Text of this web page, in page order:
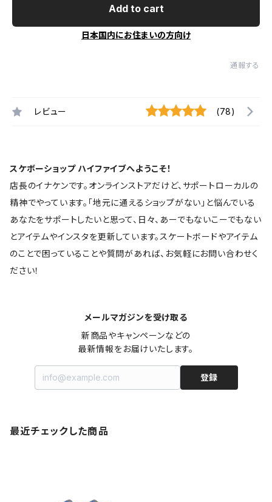
Add to cart
日本国内にお住まいの方向け
通報する
レビュー (78)
スケボーショップ ハイファイブへようこそ！
店長のイナケンです。オンラインストアだけど、サポートローカルの
精神でやっています。「地元に通えるショップがない」と悩んでいる
あなたをサポートしたいと思って、日々、あーでもないこーでもない
とアイテムやインスタを更新しています。スケートボードやアイテム
のことで困っていることや質問があれば、お気軽にお問い合わせく
ださい！
メールマガジンを受け取る
新商品やキャンペーンなどの
最新情報をお届けいたします。
登録
最近チェックした商品